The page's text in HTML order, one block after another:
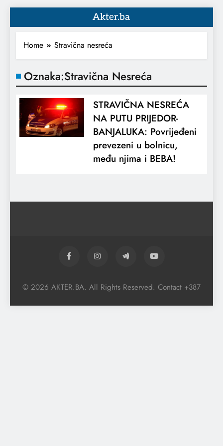
Akter.ba
Home Stravična nesreća
Oznaka:Stravična Nesreća
STRAVIČNA NESREĆA
NA PUTU PRIJEDOR-
BANJALUKA: Povrijeđeni
prevezeni u bolnicu,
među njima i BEBA!
© 2026 AKTER.BA. All Rights Reserved. Contact +387